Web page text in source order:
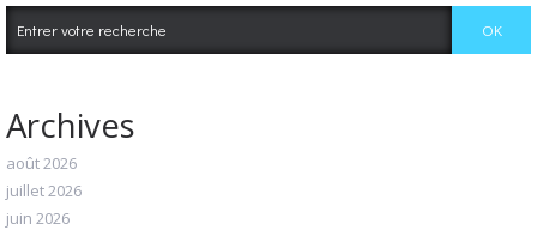
Archives
août 2026
juillet 2026
juin 2026